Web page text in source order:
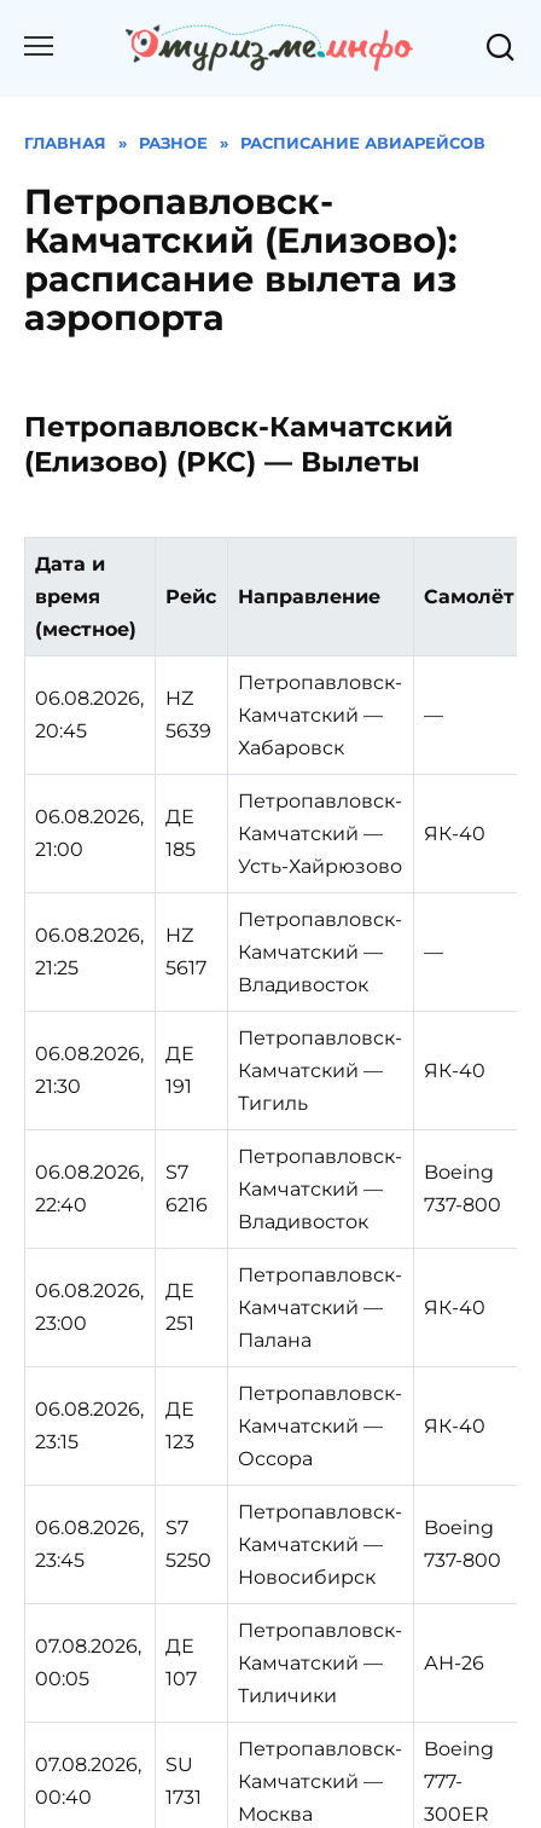
ГЛАВНАЯ » РАЗНОЕ » РАСПИСАНИЕ АВИАРЕЙСОВ
Петропавловск-
Камчатский (Елизово):
расписание вылета из
аэропорта
Петропавловск-Камчатский
(Елизово) (PKC) — Вылеты
Дата и
время
(местное)
Рейс Направление Самолёт
06.08.2026,
20:45
HZ
5639
Петропавловск-
Камчатский —
Хабаровск
—
06.08.2026,
21:00
ДЕ
185
Петропавловск-
Камчатский —
Усть-Хайрюзово
ЯК-40
06.08.2026,
21:25
HZ
5617
Петропавловск-
Камчатский —
Владивосток
—
06.08.2026,
21:30
ДЕ
191
Петропавловск-
Камчатский —
Тигиль
ЯК-40
06.08.2026,
22:40
S7
6216
Петропавловск-
Камчатский —
Владивосток
Boeing
737-800
06.08.2026,
23:00
ДЕ
251
Петропавловск-
Камчатский —
Палана
ЯК-40
06.08.2026,
23:15
ДЕ
123
Петропавловск-
Камчатский —
Оссора
ЯК-40
06.08.2026,
23:45
S7
5250
Петропавловск-
Камчатский —
Новосибирск
Boeing
737-800
07.08.2026,
00:05
ДЕ
107
Петропавловск-
Камчатский —
Тиличики
АН-26
07.08.2026,
00:40
SU
1731
Петропавловск-
Камчатский —
Москва
Boeing
777-
300ER